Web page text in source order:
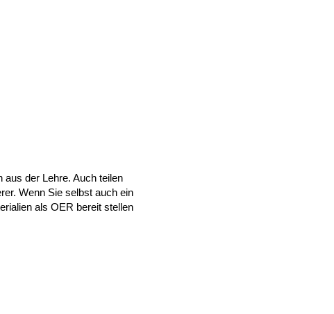
aus der Lehre. Auch teilen
Wenn Sie selbst auch ein
als OER bereit stellen